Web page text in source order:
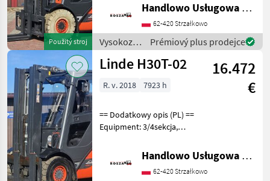
Použitý stroj
Additional info: Stan:
Bardzo dobry, Możliwość
UDT Palivo: plyn, typ
stožiara: Štandard Vysok
Handlowo Usługowa Alanex Alan Roszak
62-420 Strzałkowo
Vysokozdvižné
vozíky a
skladová
Linde
Prémiový plus prodejce
Linde H30T-02
16.472
€
R. v. 2018 7923 h
== Dodatkowy opis (PL) ==
Equipment: 3/4sekcja,
wideł Additional info: Stan:
Bardzo dobry, Możliwość
Handlowo Usługowa Alanex Alan Roszak
62-420 Strzałkowo